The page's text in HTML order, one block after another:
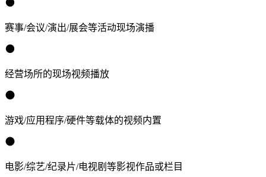
赛事/会议/演出/展会等活动现场演播
经营场所的现场视频播放
游戏/应用程序/硬件等载体的视频内置
电影/综艺/纪录片/电视剧等影视作品或栏目